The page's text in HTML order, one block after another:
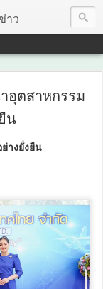
าว
อุตสาหกรรม
น
างยั่งยืน